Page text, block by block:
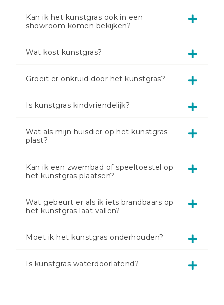
Kan ik het kunstgras ook in een
showroom komen bekijken?
Wat kost kunstgras?
Groeit er onkruid door het kunstgras?
Is kunstgras kindvriendelijk?
Wat als mijn huisdier op het kunstgras
plast?
Kan ik een zwembad of speeltoestel op
het kunstgras plaatsen?
Wat gebeurt er als ik iets brandbaars op
het kunstgras laat vallen?
Moet ik het kunstgras onderhouden?
Is kunstgras waterdoorlatend?